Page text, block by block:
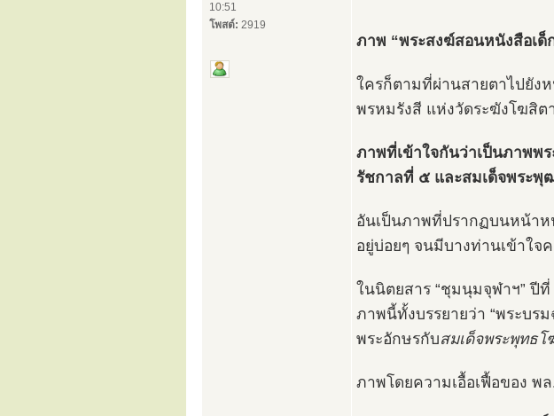
10:51
โพสต์: 2919
ภาพ “พระสงฆ์สอนหนังสือเด็
ใครก็ตามที่ผ่านสายตาไปยังห
พรหมรังสี แห่งวัดระฆังโฆสิ
ภาพที่เข้าใจกันว่าเป็นภาพพ
รัชกาลที่ ๕ และสมเด็จพระพุ
อันเป็นภาพที่ปรากฏบนหน้าห
อยู่บ่อยๆ จนมีบางท่านเข้าใจ
ในนิตยสาร “ชุมนุมจุฬาฯ”
ภาพนี้ทั้งบรรยายว่า “พระบร
พระอักษรกับสมเด็จพระพุทธ
ภาพโดยความเอื้อเฟื้อของ พ